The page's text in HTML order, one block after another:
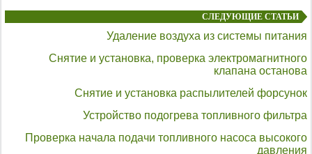
СЛЕДУЮЩИЕ СТАТЬИ
Удаление воздуха из системы питания
Снятие и установка, проверка электромагнитного
клапана останова
Снятие и установка распылителей форсунок
Устройство подогрева топливного фильтра
Проверка начала подачи топливного насоса высокого
давления